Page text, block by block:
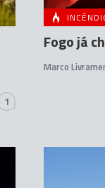
1
Fogo já
Marco